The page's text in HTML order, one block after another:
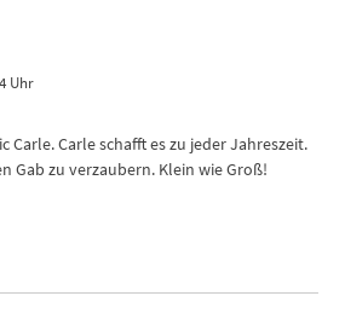
Uhr
Carle. Carle schafft es zu jeder Jahreszeit.
Gab zu verzaubern. Klein wie Groß!